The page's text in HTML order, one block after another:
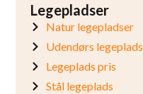
Legepladser
Natur legepladser
Udendørs legeplads
Legeplads pris
Stål legeplads